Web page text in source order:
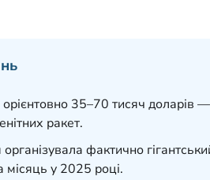
35–70 тисяч доларів
ракет.
фактично
у 2025 році.